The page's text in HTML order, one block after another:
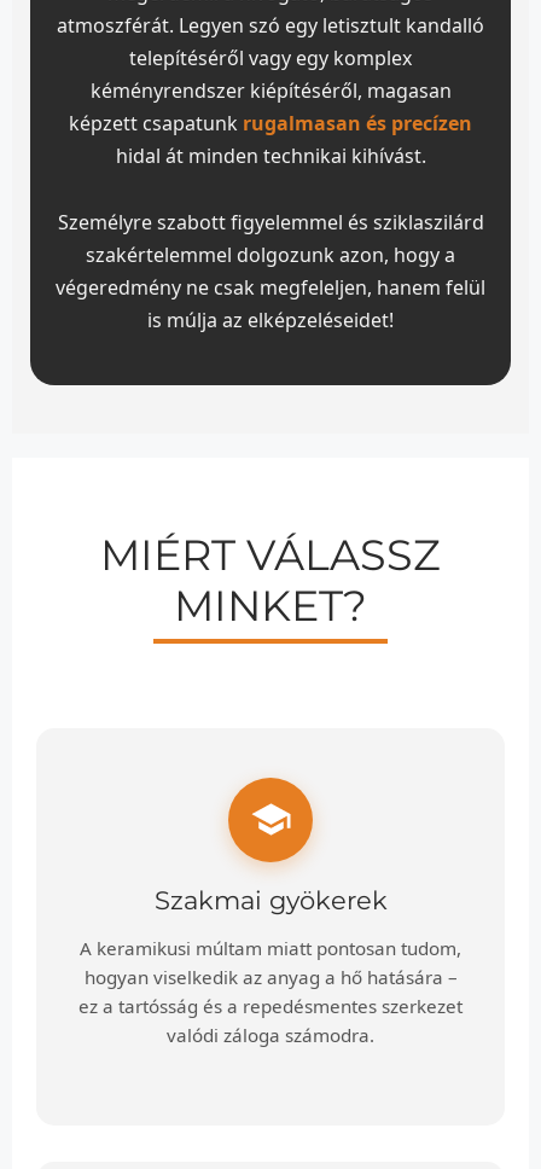
atmoszférát. Legyen szó egy letisztult kandalló
telepítéséről vagy egy komplex
kéményrendszer kiépítéséről, magasan
képzett csapatunk rugalmasan és precízen
hidal át minden technikai kihívást.
Személyre szabott figyelemmel és sziklaszilárd
szakértelemmel dolgozunk azon, hogy a
végeredmény ne csak megfeleljen, hanem felül
is múlja az elképzeléseidet!
MIÉRT VÁLASSZ
MINKET?
Szakmai gyökerek
A keramikusi múltam miatt pontosan tudom,
hogyan viselkedik az anyag a hő hatására –
ez a tartósság és a repedésmentes szerkezet
valódi záloga számodra.